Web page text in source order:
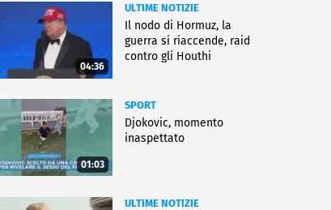
04:36
ULTIME NOTIZIE
Il nodo di Hormuz, la
guerra si riaccende, raid
contro gli Houthi
01:03
SPORT
Djokovic, momento
inaspettato
ULTIME NOTIZIE